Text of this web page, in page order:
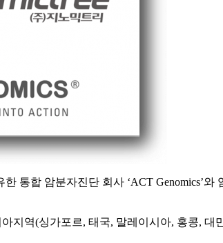
통합 암분자진단 회사 ‘ACT Genomics’
지역(싱가포르, 태국, 말레이시아, 홍콩, 대